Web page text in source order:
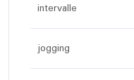
intervalle
jogging